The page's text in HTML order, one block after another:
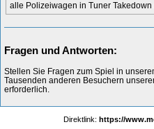
alle Polizeiwagen in Tuner
Fragen und Antworten:
Stellen Sie Fragen zum Spiel in
Tausenden anderen Besuchern
erforderlich.
Direktlink: https://